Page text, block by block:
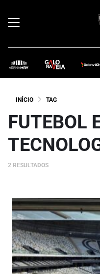
INÍCIO TAG
FUTEBOL
2 RESULTADOS